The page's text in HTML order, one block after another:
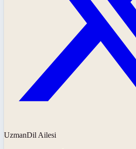
UzmanDil Ailesi